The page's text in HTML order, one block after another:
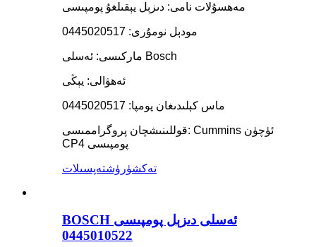
مەھسۇلات نامى: دىزېل يېقىلغۇ پومپىسى
مودېل نومۇرى: 0445020517
ماركىسى: ئەسلى Bosch
ئەھۋالى: يېڭى
ماس كېلىدىغان پومپا: 0445020517
قوللىنىشچان پروگراممىسى: Cummins ئۈچۈن
CP4 پومپىسى
تەكشۈرۈشتەپسىلات
BOSCH ئەسلى دىزېل پومپىسى
0445010522